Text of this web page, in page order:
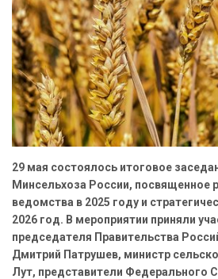
29 мая состоялось итоговое
Минсельхоза России, посвященное
ведомства в 2025 году и
2026 год. В мероприятии приняли
председателя Правительства
Дмитрий Патрушев, министр
Лут, представители Федерального